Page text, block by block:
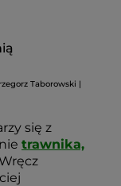
Taborowski |
się z
trawnika,